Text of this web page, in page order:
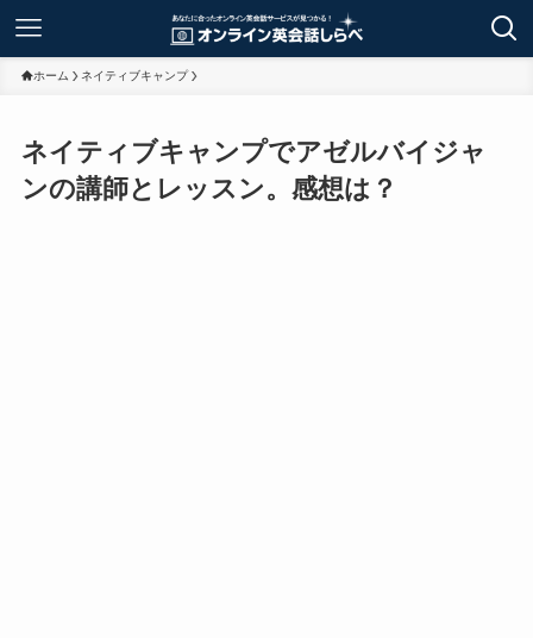
ホーム ネイティブキャンプ
ネイティブキャンプでアゼルバイジャ
ンの講師とレッスン。感想は？